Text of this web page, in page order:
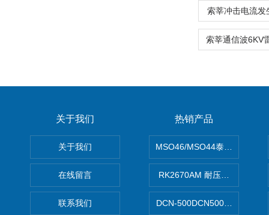
索莘冲击电流发
关于我们
关于我们
在线留言
联系我们
热销产品
MSO46/MSO44泰克
RK2670AM 耐压测试仪
DCN-500DCN500资料收集器